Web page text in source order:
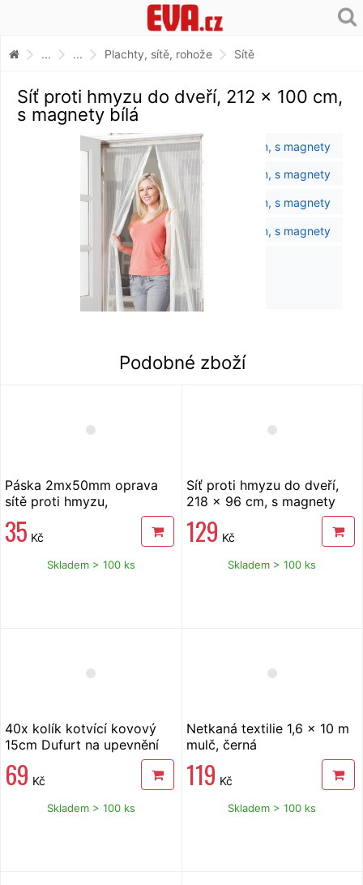
... ... Plachty, sítě, rohože Sítě
Síť proti hmyzu do dveří, 212 x 100 cm,
s magnety bílá
Podobné zboží
Páska 2mx50mm oprava
sítě proti hmyzu,
35 Kč
Skladem > 100 ks
Síť proti hmyzu do dveří,
218 x 96 cm, s magnety
129 Kč
Skladem > 100 ks
40x kolík kotvící kovový
15cm Dufurt na upevnění
69 Kč
Skladem > 100 ks
Netkaná textilie 1,6 x 10 m
mulč, černá
119 Kč
Skladem > 100 ks